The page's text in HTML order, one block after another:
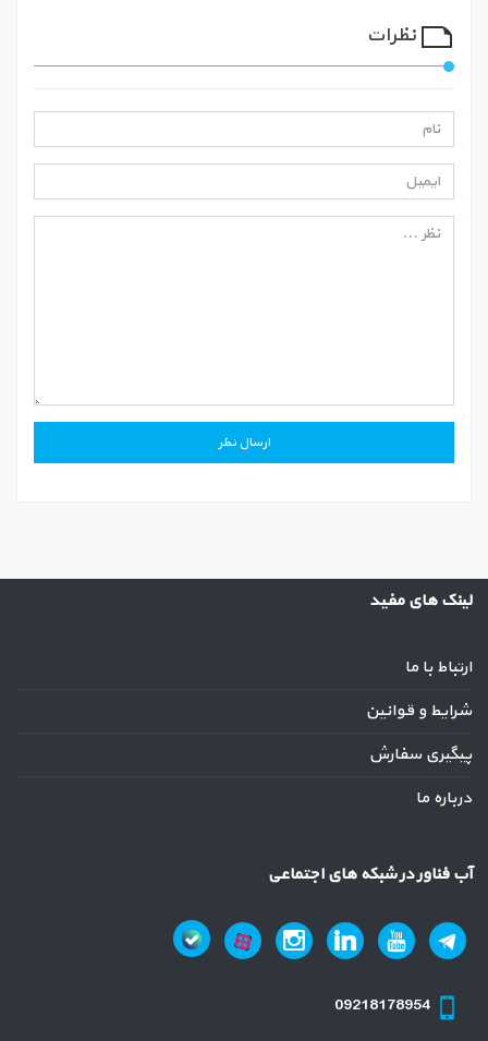
نظرات
لینک های مفید
ارتباط با ما
شرایط و قوانین
پیگیری سفارش
درباره ما
آب فناور در شبکه های اجتماعی
09218178954